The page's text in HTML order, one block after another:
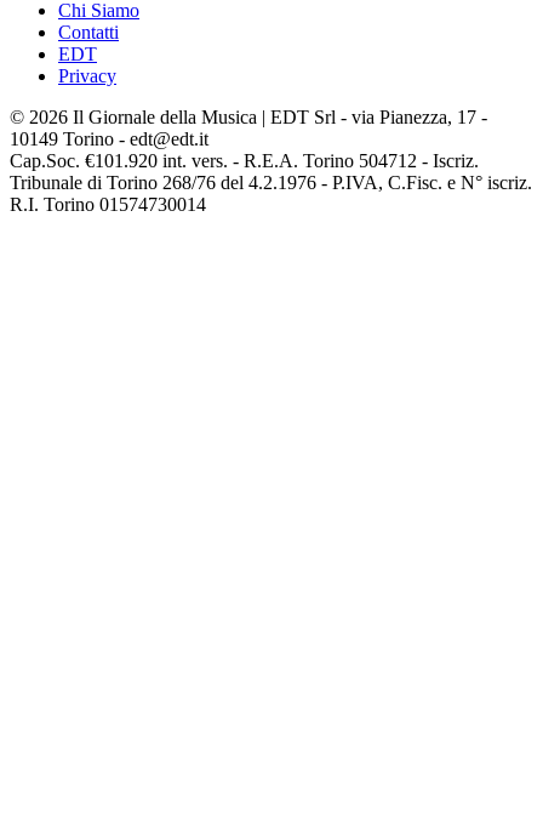
Chi Siamo
Contatti
EDT
Privacy
© 2026 Il Giornale della Musica | EDT Srl - via Pianezza, 17 -
10149 Torino - edt@edt.it
Cap.Soc. €101.920 int. vers. - R.E.A. Torino 504712 - Iscriz.
Tribunale di Torino 268/76 del 4.2.1976 - P.IVA, C.Fisc. e N° iscriz.
R.I. Torino 01574730014